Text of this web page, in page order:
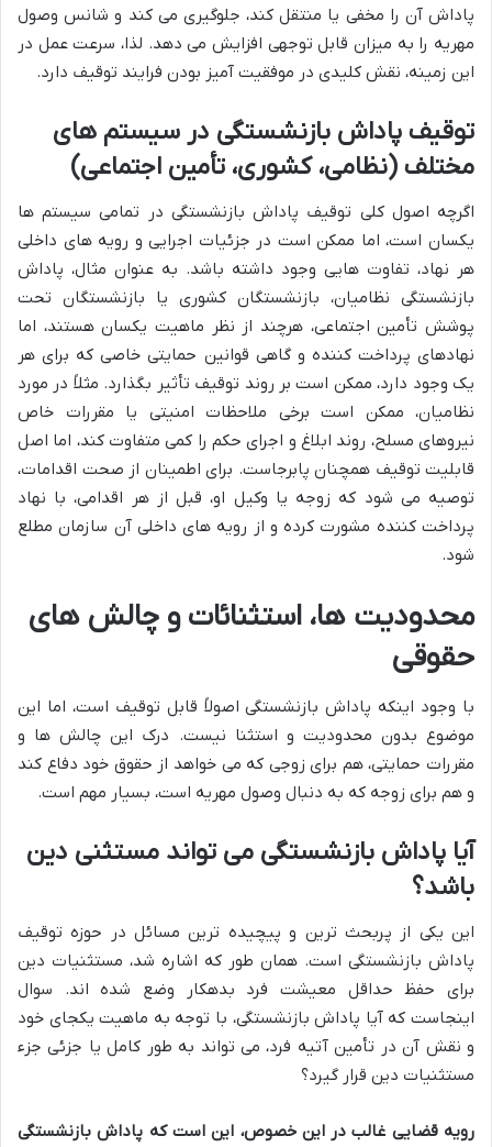
پاداش آن را مخفی یا منتقل کند، جلوگیری می کند و شانس وصول
مهریه را به میزان قابل توجهی افزایش می دهد. لذا، سرعت عمل در
این زمینه، نقش کلیدی در موفقیت آمیز بودن فرایند توقیف دارد.
توقیف پاداش بازنشستگی در سیستم های
مختلف (نظامی، کشوری، تأمین اجتماعی)
اگرچه اصول کلی توقیف پاداش بازنشستگی در تمامی سیستم ها
یکسان است، اما ممکن است در جزئیات اجرایی و رویه های داخلی
هر نهاد، تفاوت هایی وجود داشته باشد. به عنوان مثال، پاداش
بازنشستگی نظامیان، بازنشستگان کشوری یا بازنشستگان تحت
پوشش تأمین اجتماعی، هرچند از نظر ماهیت یکسان هستند، اما
نهادهای پرداخت کننده و گاهی قوانین حمایتی خاصی که برای هر
یک وجود دارد، ممکن است بر روند توقیف تأثیر بگذارد. مثلاً در مورد
نظامیان، ممکن است برخی ملاحظات امنیتی یا مقررات خاص
نیروهای مسلح، روند ابلاغ و اجرای حکم را کمی متفاوت کند، اما اصل
قابلیت توقیف همچنان پابرجاست. برای اطمینان از صحت اقدامات،
توصیه می شود که زوجه یا وکیل او، قبل از هر اقدامی، با نهاد
پرداخت کننده مشورت کرده و از رویه های داخلی آن سازمان مطلع
شود.
محدودیت ها، استثنائات و چالش های
حقوقی
با وجود اینکه پاداش بازنشستگی اصولاً قابل توقیف است، اما این
موضوع بدون محدودیت و استثنا نیست. درک این چالش ها و
مقررات حمایتی، هم برای زوجی که می خواهد از حقوق خود دفاع کند
و هم برای زوجه که به دنبال وصول مهریه است، بسیار مهم است.
آیا پاداش بازنشستگی می تواند مستثنی دین
باشد؟
این یکی از پربحث ترین و پیچیده ترین مسائل در حوزه توقیف
پاداش بازنشستگی است. همان طور که اشاره شد، مستثنیات دین
برای حفظ حداقل معیشت فرد بدهکار وضع شده اند. سوال
اینجاست که آیا پاداش بازنشستگی، با توجه به ماهیت یکجای خود
و نقش آن در تأمین آتیه فرد، می تواند به طور کامل یا جزئی جزء
مستثنیات دین قرار گیرد؟
رویه قضایی غالب در این خصوص، این است که پاداش بازنشستگی